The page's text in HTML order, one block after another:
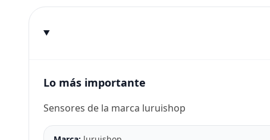
Lo más importante
Sensores de la marca luruishop